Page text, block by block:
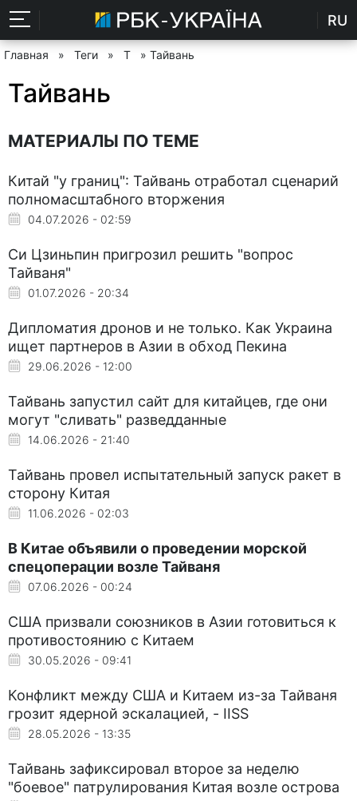
RU
Главная » Теги » Т » Тайвань
Тайвань
МАТЕРИАЛЫ ПО ТЕМЕ
Китай "у границ": Тайвань отработал сценарий
полномасштабного вторжения
04.07.2026 - 02:59
Си Цзиньпин пригрозил решить "вопрос
Тайваня"
01.07.2026 - 20:34
Дипломатия дронов и не только. Как Украина
ищет партнеров в Азии в обход Пекина
29.06.2026 - 12:00
Тайвань запустил сайт для китайцев, где они
могут "сливать" разведданные
14.06.2026 - 21:40
Тайвань провел испытательный запуск ракет в
сторону Китая
11.06.2026 - 02:03
В Китае объявили о проведении морской
спецоперации возле Тайваня
07.06.2026 - 00:24
США призвали союзников в Азии готовиться к
противостоянию с Китаем
30.05.2026 - 09:41
Конфликт между США и Китаем из-за Тайваня
грозит ядерной эскалацией, - IISS
28.05.2026 - 13:35
Тайвань зафиксировал второе за неделю
"боевое" патрулирования Китая возле острова